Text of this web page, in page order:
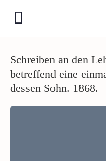
Schreiben an den
betreffend eine
dessen Sohn. 1868.